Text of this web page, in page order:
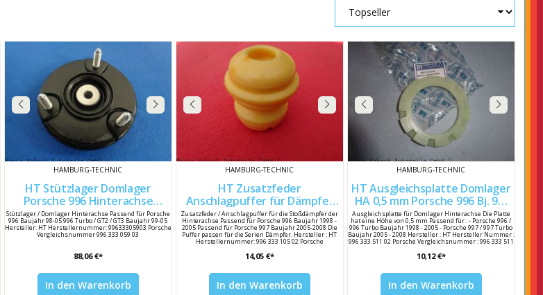
HAMBURG-TECHNIC
HT Stützlager Domlager
Porsche 996 Hinterachse
99633305903
Stützlager / Domlager Hinterachse Passend für Porsche
996 Baujahr 98-05 996 Turbo / GT2 / GT3 Baujahr 99-05
Hersteller: HT Herstellernummer: 99633305903 Porsche
Vergleichsnummer 996 333 059 03
88,06 €*
In den Warenkorb
HAMBURG-TECHNIC
HT Zusatzfeder
Anschlagpuffer für Dämpfer
hinten 996 333 105 02
Zusatzfeder / Anschlagpuffer für die Stoßdämpfer der
Hinterachse Passend für Porsche 996 Baujahr 1998 -
2005 Passend für Porsche 997 Baujahr 2005-2008 Die
Puffer passen für die Serien Dämpfer. Hersteller : HT
Herstellernummer: 996 333 105 02 Porsche
14,05 €*
In den Warenkorb
HAMBURG-TECHNIC
HT Ausgleichsplatte Domlager
HA 0,5 mm Porsche 996 Bj. 98-
05 / 997 99633351102
Ausgleichsplatte für Domlager Hinterachse Die Platte
hat eine Höhe von 0,5 mm Passend für : - Porsche 996 /
996 Turbo Baujahr 1998 - 2005 - Porsche 997 / 997 Turbo
Baujahr 2005 - 2008 Hersteller : HT Hersteller Nummer :
996 333 511 02 Porsche Vergleichsnummer : 996 333 511
10,12 €*
In den Warenkorb